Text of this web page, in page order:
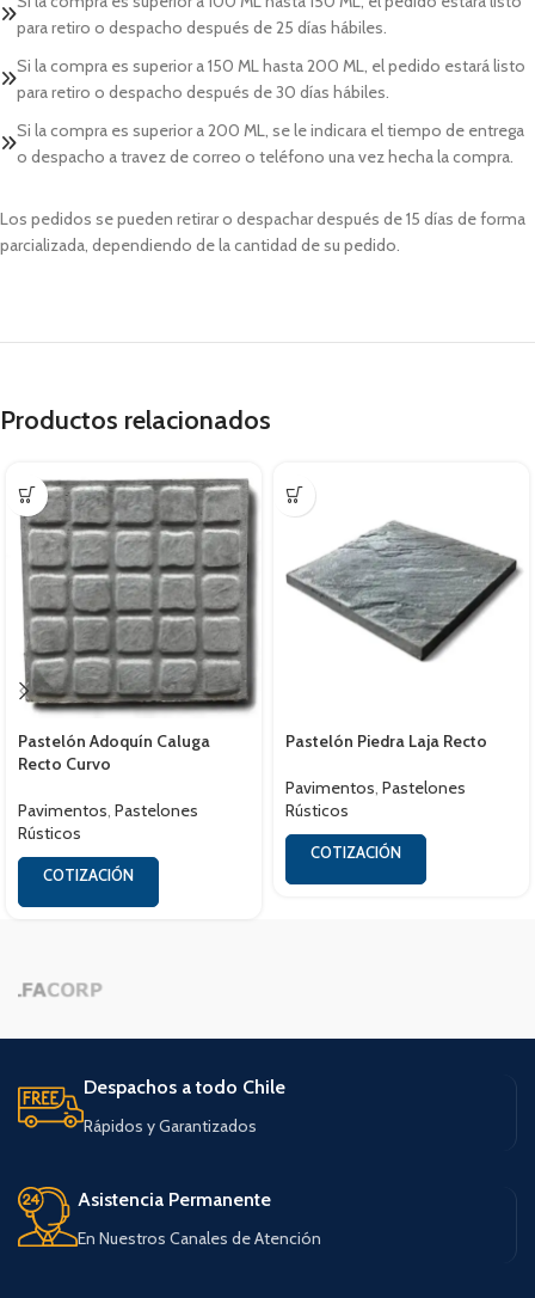
para retiro o despacho después de 25 días hábiles.
Si la compra es superior a 150 ML hasta 200 ML, el pedido estará listo
para retiro o despacho después de 30 días hábiles.
Si la compra es superior a 200 ML, se le indicara el tiempo de entrega
o despacho a travez de correo o teléfono una vez hecha la compra.
Los pedidos se pueden retirar o despachar después de 15 días de forma
parcializada, dependiendo de la cantidad de su pedido.
Productos relacionados
Pastelón Adoquín Caluga
Recto Curvo
Pavimentos, Pastelones
Rústicos
COTIZACIÓN
Pastelón Piedra Laja Recto
Pavimentos, Pastelones
Rústicos
COTIZACIÓN
Despachos a todo Chile
Rápidos y Garantizados
Asistencia Permanente
En Nuestros Canales de Atención